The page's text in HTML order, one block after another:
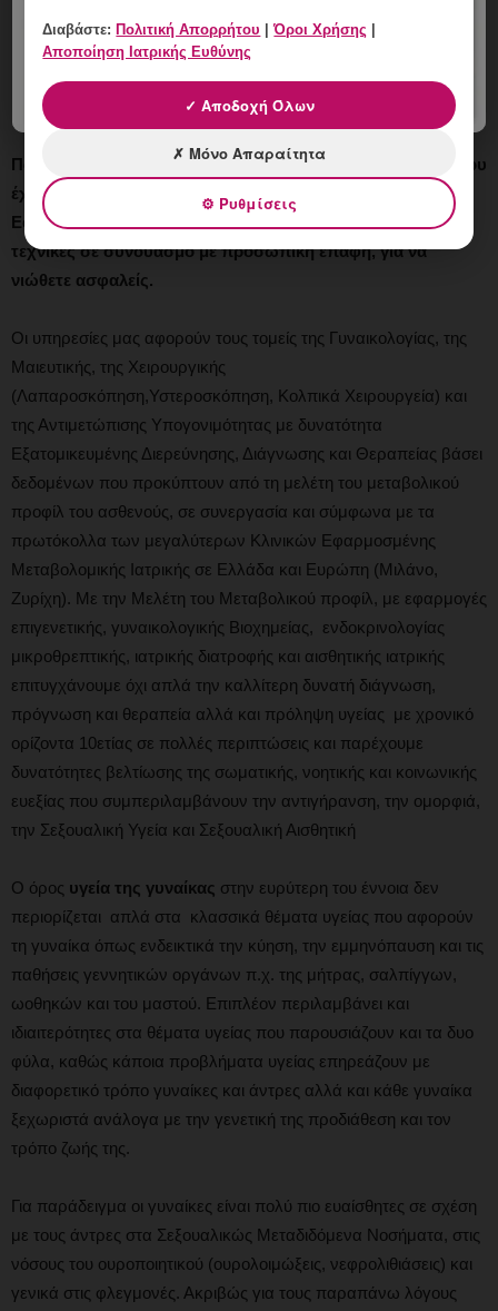
Παρέχουμε ένα ευρύ φάσμα εξειδικευμένων υπηρεσιών, που
έχουν στόχο την ολοκληρωμένη φροντίδα της γυναίκας.
Εφαρμόζουμε εξατομικευμένα
πρωτοποριακές ιατρικές
τεχνικέςσε συνδυασμό με προσωπική επαφή, για να
νιώθετε ασφαλείς.
Οι υπηρεσίες μας αφορούν τους τομείς της Γυναικολογίας, της
Μαιευτικής, της Χειρουργικής
(Λαπαροσκόπηση,Υστεροσκόπηση, Κολπικά Χειρουργεία) και
της Αντιμετώπισης Υπογονιμότητας με δυνατότητα
Εξατομικευμένης Διερεύνησης, Διάγνωσης και Θεραπείας βάσει
δεδομένων που προκύπτουν από τη μελέτη του μεταβολικού
προφίλ του ασθενούς, σε συνεργασία και σύμφωνα με τα
πρωτόκολλα των μεγαλύτερων Κλινικών Εφαρμοσμένης
Μεταβολομικής Ιατρικής σε Ελλάδα και Ευρώπη (Μιλάνο,
Ζυρίχη). Με την Μελέτη του Μεταβολικού προφίλ, με εφαρμογές
επιγενετικής, γυναικολογικής Βιοχημείας, ενδοκρινολογίας
μικροθρεπτικής, ιατρικής διατροφής και αισθητικής ιατρικής
επιτυγχάνουμε όχι απλά την καλλίτερη δυνατή διάγνωση,
πρόγνωση και θεραπεία αλλά και πρόληψη υγείας με χρονικό
ορίζοντα 10ετίας σε πολλές περιπτώσεις και παρέχουμε
δυνατότητες βελτίωσης της σωματικής, νοητικής και κοινωνικής
ευεξίας που συμπεριλαμβάνουν την αντιγήρανση, την ομορφιά,
την Σεξουαλική Υγεία και Σεξουαλική Αισθητική
Ο όρος υγεία της γυναίκας στην ευρύτερη του έννοια δεν
περιορίζεται απλά στα κλασσικά θέματα υγείας που αφορούν
τη γυναίκα όπως ενδεικτικά την κύηση, την εμμηνόπαυση και τις
παθήσεις γεννητικών οργάνων π.χ. της μήτρας, σαλπίγγων,
ωοθηκών και του μαστού. Επιπλέον περιλαμβάνει και
ιδιαιτερότητες στα θέματα υγείας που παρουσιάζουν και τα δυο
φύλα, καθώς κάποια προβλήματα υγείας επηρεάζουν με
διαφορετικό τρόπο γυναίκες και άντρες αλλά και κάθε γυναίκα
ξεχωριστά ανάλογα με την γενετική της προδιάθεση και τον
τρόπο ζωής της.
Για παράδειγμα οι γυναίκες είναι πολύ πιο ευαίσθητες σε σχέση
με τους άντρες στα Σεξουαλικώς Μεταδιδόμενα Νοσήματα, στις
νόσους του ουροποιητικού (ουρολοιμώξεις, νεφρολιθιάσεις) και
γενικά στις φλεγμονές. Ακριβώς για τους παραπάνω λόγους
Διαβάστε:Πολιτική Απορρήτου |Όροι Χρήσης |
Αποποίηση Ιατρικής Ευθύνης
✓ Αποδοχή Όλων
✗ Μόνο Απαραίτητα
⚙ Ρυθμίσεις